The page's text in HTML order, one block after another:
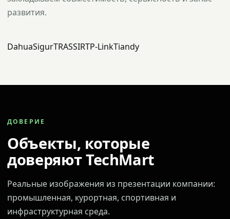
развития.
DahuaSigurTRASSIRTP-LinkTiandy
ДОВЕРИЕ
Объекты, которые
доверяют TechMart
Реальные изображения из презентации компании:
промышленная, курортная, спортивная и
инфраструктурная среда.